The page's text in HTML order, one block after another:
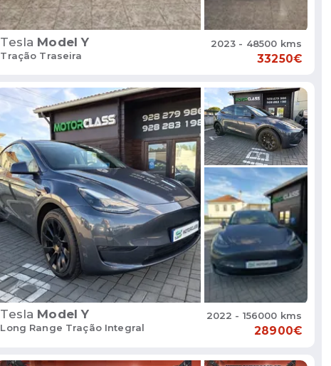
Tesla Model Y
Tração Traseira
2023 - 48500 kms
33250€
Tesla Model Y
Long Range Tração Integral
2022 - 156000 kms
28900€